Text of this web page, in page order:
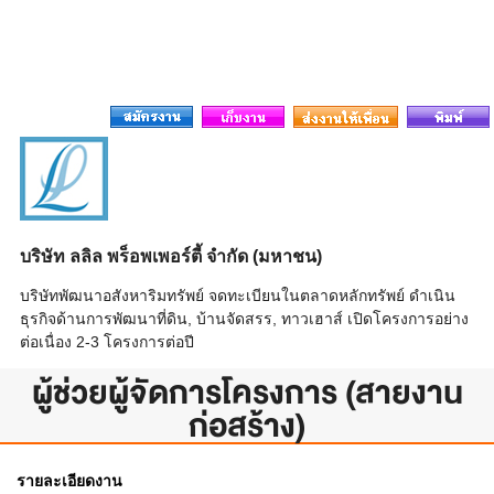
บริษัท ลลิล พร็อพเพอร์ตี้ จำกัด (มหาชน)
บริษัทพัฒนาอสังหาริมทรัพย์ จดทะเบียนในตลาดหลักทรัพย์ ดำเนิน
ธุรกิจด้านการพัฒนาที่ดิน, บ้านจัดสรร, ทาวเฮาส์ เปิดโครงการอย่าง
ต่อเนื่อง 2-3 โครงการต่อปี
ผู้ช่วยผู้จัดการโครงการ (สายงาน
ก่อสร้าง)
รายละเอียดงาน